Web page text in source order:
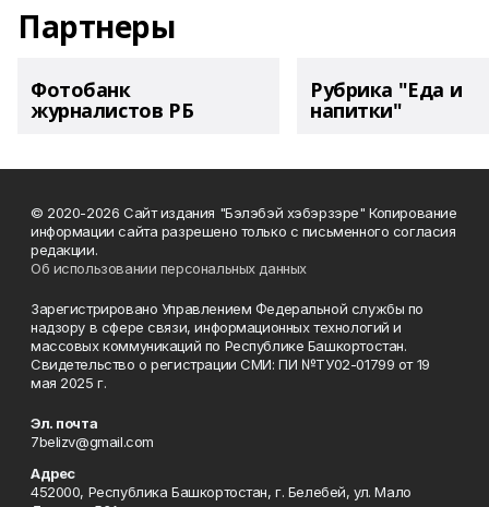
Партнеры
Фотобанк
журналистов РБ
Рубрика "Еда и
напитки"
© 2020-2026 Сайт издания "Бэлэбэй хэбэрзэре" Копирование
информации сайта разрешено только с письменного согласия
редакции.
Об использовании персональных данных
Зарегистрировано Управлением Федеральной службы по
надзору в сфере связи, информационных технологий и
массовых коммуникаций по Республике Башкортостан.
Свидетельство о регистрации СМИ: ПИ №ТУ02-01799 от 19
мая 2025 г.
Эл. почта
7belizv@gmail.com
Адрес
452000, Республика Башкортостан, г. Белебей, ул. Мало